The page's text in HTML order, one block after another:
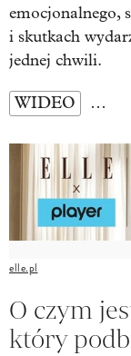
emocjonalnego,
i skutkach
jednej chwili.
WIDEO …
elle.pl
O czym
który